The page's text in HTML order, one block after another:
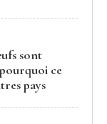
sont
ce
pays